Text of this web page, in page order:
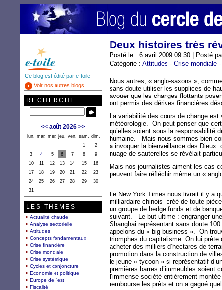
Deux histoires très
Posté le : 6 avril 2009 09:30 | Posté
Catégorie : Attitudes - Crise mondiale -
Nous autres, « anglo-saxons »,
sans doute utiliser les supplices de
avouer que les changes flottants
ont permis des dérives financières
La variabilité des cours de change est
météorologie. On peut penser que
qu’elles soient sous la responsabilité
humaine. Mais nous sommes bien
à invoquer la bienveillance des Dieux
nuage de sauterelles se révélait
Mais nos journalistes aiment les cas
peuvent faire réfléchir même un «
Le New York Times nous livrait il y a
milliardaire chinois créé de toute
un groupe de hedge funds et de
suivant. Le but ultime : engranger
Shanghai représentant sans doute
appelons du « big business ». On
triomphes du capitalisme. On lui
acheter des milliers d’hectares de
promotion dans la construction de
le jeune « tycoon » si représentatif
premières barres d’immeubles soient
l’immense société entièrement
rembourse les prêts et on a gagné
Ce blog est édité par e-toile
Voir nos autres blogs
RECHERCHE
<< août 2026 >>
lun. mar. mer. jeu. ven. sam.
dim.
1
2
3
4 5 6 7 8
9
10
11 12 13 14 15
16
17
18 19 20 21 22
23
24
25 26 27 28 29
30
31
LES THÈMES
Actualité chaude
Analyse sectorielle
Attitudes
Concepts fondamentaux
Crise financière
Crise mondiale
Crise systémique
Cycles et conjoncture
Economie et politique
Europe de l'est
Fiscalité